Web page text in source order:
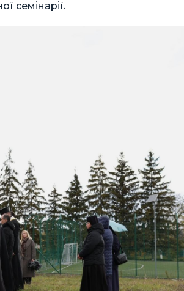
семінарії.